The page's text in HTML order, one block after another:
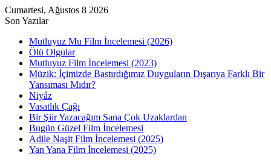
Cumartesi, Ağustos 8 2026
Son Yazılar
Mutluyuz Mu Film İncelemesi (2026)
Ölü Olgular
Mutluyuz Film İncelemesi (2023)
Müzik: İçimizde Bastırdığımız Duyguların Dışarıya Farklı Bir
Yansıması Mıdır?
Niyâz
Vasatlık Çağı
Bir Şiir Yazacağım Sana Çok Uzaklardan
Bugün Güzel Film İncelemesi
Adile Naşit Film İncelemesi (2025)
Yan Yana Film İncelemesi (2025)